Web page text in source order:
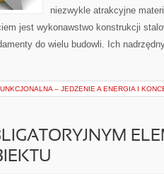
niezwykle atrakcyjne
jest wykonawstwo konstrukcji
do wielu budowli. Ich
– JEDZENIE A ENERGIA I